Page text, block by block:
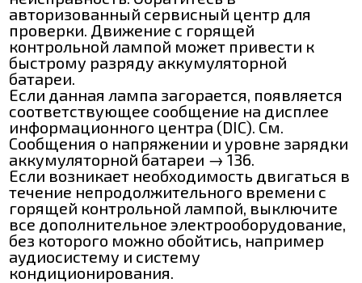
авторизованный сервисный центр для
проверки. Движение с горящей
контрольной лампой может привести к
быстрому разряду аккумуляторной
батареи.
Если данная лампа загорается, появляется
соответствующее сообщение на дисплее
информационного центра (DIC). См.
Сообщения о напряжении и уровне зарядки
аккумуляторной батареи → 136.
Если возникает необходимость двигаться в
течение непродолжительного времени с
горящей контрольной лампой, выключите
все дополнительное электрооборудование,
без которого можно обойтись, например
аудиосистему и систему
кондиционирования.